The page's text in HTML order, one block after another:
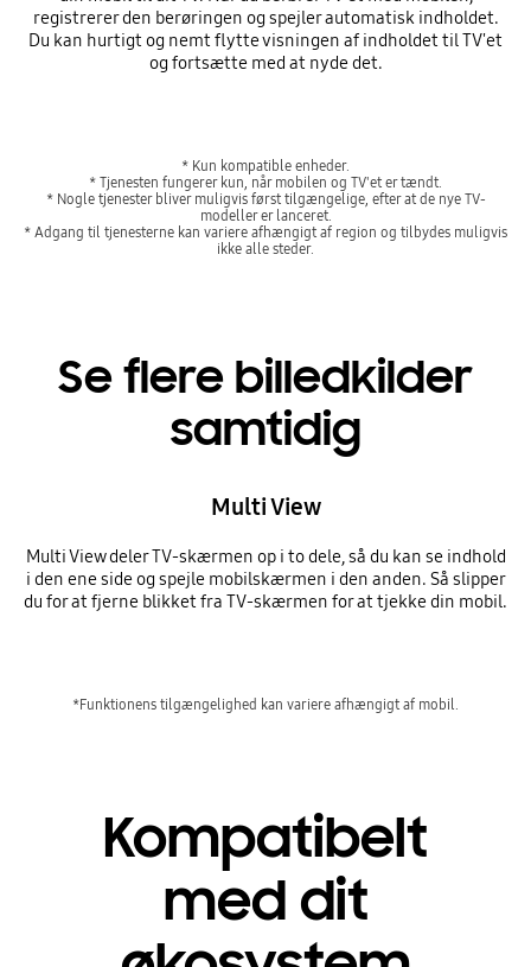
registrerer den berøringen og spejler automatisk indholdet.
Du kan hurtigt og nemt flytte visningen af indholdet til TV'et
og fortsætte med at nyde det.
* Kun kompatible enheder.
* Tjenesten fungerer kun, når mobilen og TV'et er tændt.
* Nogle tjenester bliver muligvis først tilgængelige, efter at de nye TV-
modeller er lanceret.
* Adgang til tjenesterne kan variere afhængigt af region og tilbydes muligvis
ikke alle steder.
Se flere billedkilder
samtidig
Multi View
Multi View deler TV-skærmen op i to dele, så du kan se indhold
i den ene side og spejle mobilskærmen i den anden. Så slipper
du for at fjerne blikket fra TV-skærmen for at tjekke din mobil.
*Funktionens tilgængelighed kan variere afhængigt af mobil.
Kompatibelt
med dit